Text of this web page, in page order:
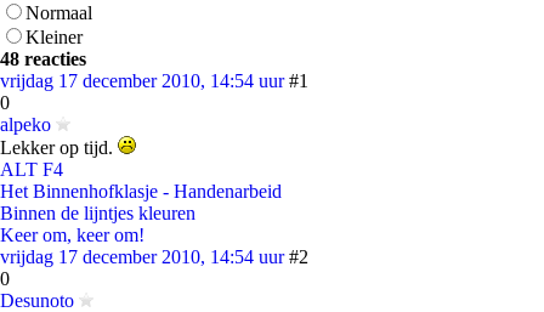
Normaal
Kleiner
48 reacties
vrijdag 17 december 2010, 14:54 uur #1
0
alpeko
Lekker op tijd.
ALT F4
Het Binnenhofklasje - Handenarbeid
Binnen de lijntjes kleuren
Keer om, keer om!
vrijdag 17 december 2010, 14:54 uur #2
0
Desunoto